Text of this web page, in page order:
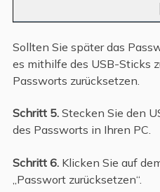
Sollten Sie später das
es mithilfe des USB-Sticks
Passworts zurücksetzen.
Schritt 5.Stecken Sie den
des Passworts in Ihren PC.
Schritt 6.Klicken Sie auf
„Passwort zurücksetzen“.